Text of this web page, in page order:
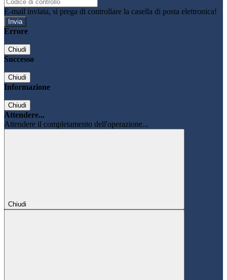
E-mail inviata, si prega di controllare la casella di posta elettronica!
Errore
Chiudi
Successo
Chiudi
Informazione
Chiudi
Attendere...
Attendere il completamento dell'operazione...
Chiudi